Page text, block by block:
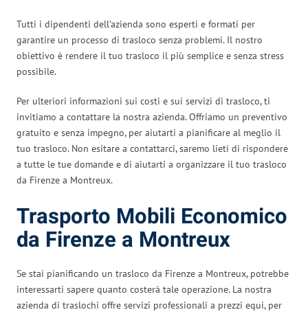
Tutti i dipendenti dell’azienda sono esperti e formati per
garantire un processo di trasloco senza problemi. Il nostro
obiettivo è rendere il tuo trasloco il più semplice e senza stress
possibile.
Per ulteriori informazioni sui costi e sui servizi di trasloco, ti
invitiamo a contattare la nostra azienda. Offriamo un preventivo
gratuito e senza impegno, per aiutarti a pianificare al meglio il
tuo trasloco. Non esitare a contattarci, saremo lieti di rispondere
a tutte le tue domande e di aiutarti a organizzare il tuo trasloco
da Firenze a Montreux.
Trasporto Mobili Economico
da Firenze a Montreux
Se stai pianificando un trasloco da Firenze a Montreux, potrebbe
interessarti sapere quanto costerà tale operazione. La nostra
azienda di traslochi offre servizi professionali a prezzi equi, per